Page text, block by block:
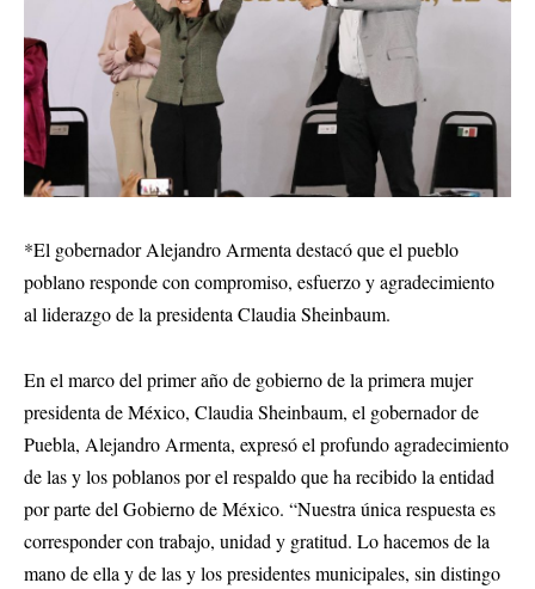
*El gobernador Alejandro Armenta destacó que el pueblo
poblano responde con compromiso, esfuerzo y agradecimiento
al liderazgo de la presidenta Claudia Sheinbaum.
En el marco del primer año de gobierno de la primera mujer
presidenta de México, Claudia Sheinbaum, el gobernador de
Puebla, Alejandro Armenta, expresó el profundo agradecimiento
de las y los poblanos por el respaldo que ha recibido la entidad
por parte del Gobierno de México. “Nuestra única respuesta es
corresponder con trabajo, unidad y gratitud. Lo hacemos de la
mano de ella y de las y los presidentes municipales, sin distingo